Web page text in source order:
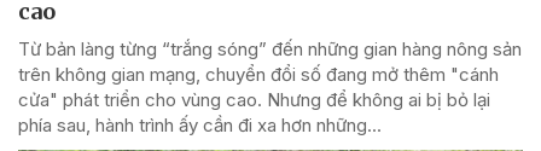
cao
Từ bản làng từng “trắng sóng” đến những gian hàng nông sản
trên không gian mạng, chuyển đổi số đang mở thêm "cánh
cửa" phát triển cho vùng cao. Nhưng để không ai bị bỏ lại
phía sau, hành trình ấy cần đi xa hơn những...